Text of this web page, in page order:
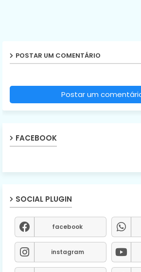
POSTAR UM COMENTÁRIO
Postar um
FACEBOOK
SOCIAL PLUGIN
facebook
instagram